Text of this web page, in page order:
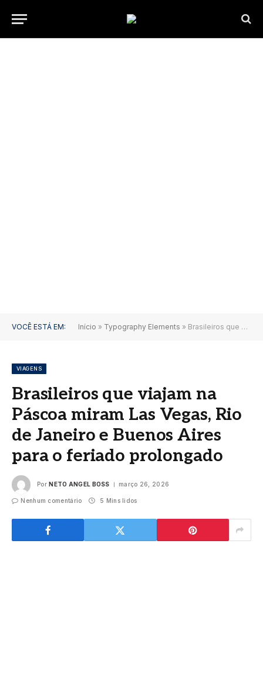
VOCÊ ESTÁ EM: Início » Typography Elements » Brasileiros que viajam na Páscoa miram Las Vegas, Rio de Janeiro e Buenos Aires para o feriado prolongado
VIAGENS
Brasileiros que viajam na
Páscoa miram Las Vegas, Rio
de Janeiro e Buenos Aires
para o feriado prolongado
Por NETO ANGEL BOSS março 26, 2026
Nenhum comentário 5 Mins lidos